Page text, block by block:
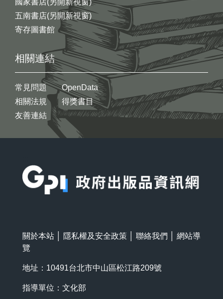
國家書店(另開新視窗)
五南書店(另開新視窗)
寄存圖書館
相關連結
常見問題
相關法規
友善連結
OpenData
得獎書目
關於本站 隱私權及安全政策 聯絡我們
網站導
覽
地址：10491台北市中山區松江路209號
指導單位：文化部